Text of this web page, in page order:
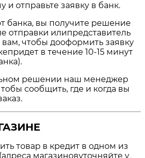
и отправьте заявку в банк.
банка, вы получите решение
отправки илипредставитель
чтобы дооформить заявку
в течение 10-15 минут
решении наш менеджер
сообщить, где и когда вы
товар в кредит в одном из
магазиновуточняйте у